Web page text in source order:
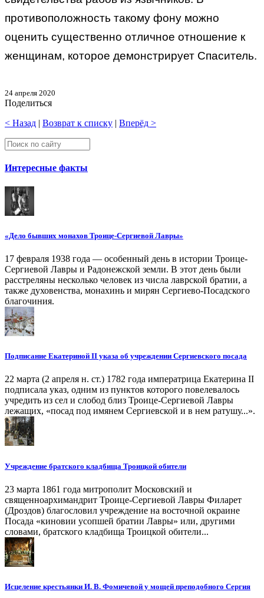
противоположность такому фону можно
оценить существенно отличное отношение к
женщинам, которое демонстрирует Спаситель.
24 апреля 2020
Поделиться
< Назад | Возврат к списку | Вперёд >
Интересные факты
«Дело бывших монахов Троице-Сергиевой Лавры»
17 февраля 1938 года — особенный день в истории Троице-
Сергиевой Лавры и Радонежской земли. В этот день были
расстреляны несколько человек из числа лаврской братии, а
также духовенства, монахинь и мирян Сергиево-Посадского
благочиния.
Подписание Екатериной II указа об учреждении Сергиевского посада
22 марта (2 апреля н. ст.) 1782 года императрица Екатерина II
подписала указ, одним из пунктов которого повелевалось
учредить из сел и слобод близ Троице-Сергиевой Лавры
лежащих, «посад под имянем Сергиевской и в нем ратушу...».
Учреждение братского кладбища Троицкой обители
23 марта 1861 года митрополит Московский и
священноархимандрит Троице-Сергиевой Лавры Филарет
(Дроздов) благословил учреждение на восточной окраине
Посада «киновии усопшей братии Лавры» или, другими
словами, братского кладбища Троицкой обители...
Исцеление крестьянки И. В. Фомичевой у мощей преподобного Сергия